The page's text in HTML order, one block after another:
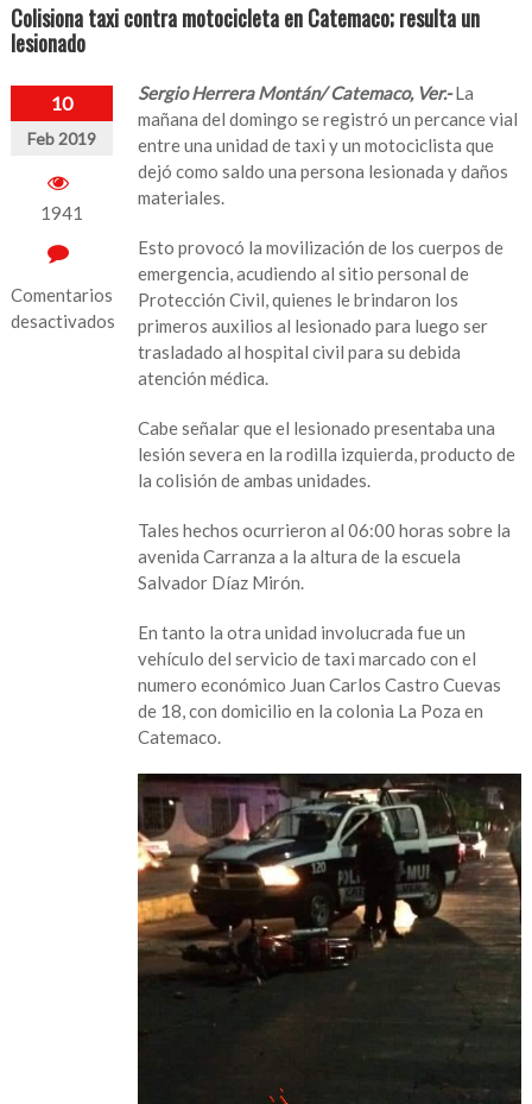
Colisiona taxi contra motocicleta en Catemaco; resulta un
lesionado
10
Feb 2019
1941
Comentarios
desactivados
Sergio Herrera Montán/ Catemaco, Ver.-La
mañana del domingo se registró un percance vial
entre una unidad de taxi y un motociclista que
dejó como saldo una persona lesionada y daños
materiales.
Esto provocó la movilización de los cuerpos de
emergencia, acudiendo al sitio personal de
Protección Civil, quienes le brindaron los
primeros auxilios al lesionado para luego ser
trasladado al hospital civil para su debida
atención médica.
Cabe señalar que el lesionado presentaba una
lesión severa en la rodilla izquierda, producto de
la colisión de ambas unidades.
Tales hechos ocurrieron al 06:00 horas sobre la
avenida Carranza a la altura de la escuela
Salvador Díaz Mirón.
En tanto la otra unidad involucrada fue un
vehículo del servicio de taxi marcado con el
numero económico Juan Carlos Castro Cuevas
de 18, con domicilio en la colonia La Poza en
Catemaco.